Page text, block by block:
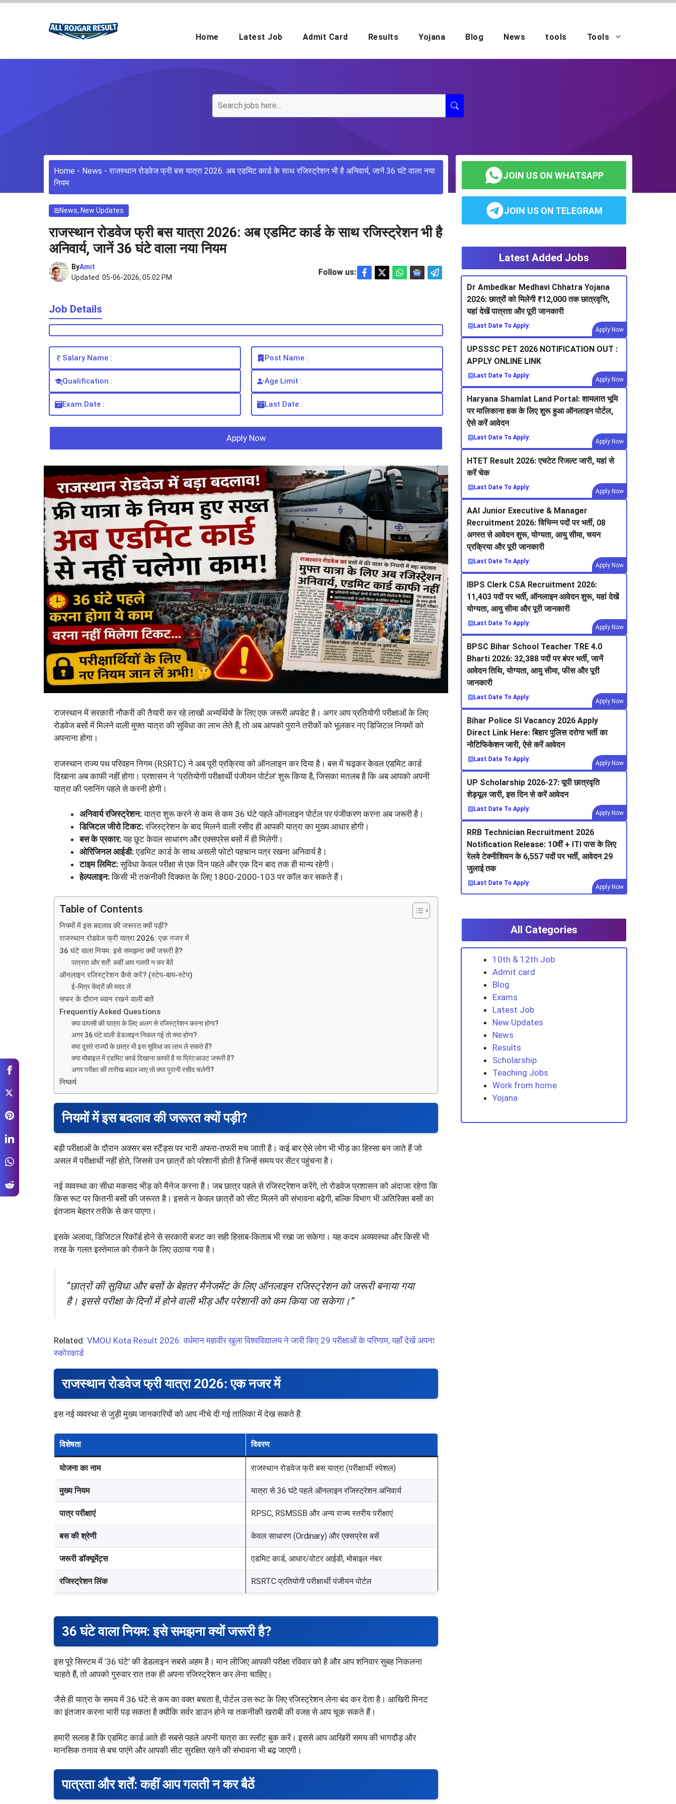
Skip
Home Latest Job Admit Card Results Yojana Blog News tools Tools
Home - News - राजस्थान रोडवेज फ्री बस यात्रा 2026: अब एडमिट कार्ड के साथ रजिस्ट्रेशन भी है अनिवार्य, जानें 36 घंटे वाला नया
नियम
News, New Updates
राजस्थान रोडवेज फ्री बस यात्रा 2026: अब एडमिट कार्ड के साथ रजिस्ट्रेशन भी है
अनिवार्य, जानें 36 घंटे वाला नया नियम
ByAmit
Updated: 05-06-2026, 05.02 PM
Follow us:
Job Details
Salary Name : Post Name :
Qualification : Age Limit :
Exam Date : Last Date :
Apply Now
राजस्थान में सरकारी नौकरी की तैयारी कर रहे लाखों अभ्यर्थियों के लिए एक जरूरी अपडेट है। अगर आप प्रतियोगी परीक्षाओं के लिए
रोडवेज बसों में मिलने वाली मुफ्त यात्रा की सुविधा का लाभ लेते हैं, तो अब आपको पुराने तरीकों को भूलकर नए डिजिटल नियमों को
अपनाना होगा।
राजस्थान राज्य पथ परिवहन निगम (RSRTC) ने अब पूरी प्रक्रिया को ऑनलाइन कर दिया है। बस में चढ़कर केवल एडमिट कार्ड
दिखाना अब काफी नहीं होगा। प्रशासन ने ‘प्रतियोगी परीक्षार्थी पंजीयन पोर्टल’ शुरू किया है, जिसका मतलब है कि अब आपको अपनी
यात्रा की प्लानिंग पहले से करनी होगी।
अनिवार्य रजिस्ट्रेशन:यात्रा शुरू करने से कम से कम 36 घंटे पहले ऑनलाइन पोर्टल पर पंजीकरण करना अब जरूरी है।
डिजिटल जीरो टिकट:रजिस्ट्रेशन के बाद मिलने वाली रसीद ही आपकी यात्रा का मुख्य आधार होगी।
बस के प्रकार:यह छूट केवल साधारण और एक्सप्रेस बसों में ही मिलेगी।
ओरिजिनल आईडी:एडमिट कार्ड के साथ असली फोटो पहचान पत्र रखना अनिवार्य है।
टाइम लिमिट:सुविधा केवल परीक्षा से एक दिन पहले और एक दिन बाद तक ही मान्य रहेगी।
हेल्पलाइन:किसी भी तकनीकी दिक्कत के लिए 1800-2000-103 पर कॉल कर सकते हैं।
Table of Contents
नियमों में इस बदलाव की जरूरत क्यों पड़ी?
राजस्थान रोडवेज फ्री यात्रा 2026: एक नजर में
36 घंटे वाला नियम: इसे समझना क्यों जरूरी है?
पात्रता और शर्तें: कहीं आप गलती न कर बैठें
ऑनलाइन रजिस्ट्रेशन कैसे करें? (स्टेप-बाय-स्टेप)
ई-मित्र केंद्रों की मदद लें
सफर के दौरान ध्यान रखने वाली बातें
Frequently Asked Questions
क्या वापसी की यात्रा के लिए अलग से रजिस्ट्रेशन करना होगा?
अगर 36 घंटे वाली डेडलाइन निकल गई तो क्या होगा?
क्या दूसरे राज्यों के छात्र भी इस सुविधा का लाभ ले सकते हैं?
क्या मोबाइल में एडमिट कार्ड दिखाना काफी है या प्रिंटआउट जरूरी है?
अगर परीक्षा की तारीख बदल जाए तो क्या पुरानी रसीद चलेगी?
निष्कर्ष
नियमों में इस बदलाव की जरूरत क्यों पड़ी?
बड़ी परीक्षाओं के दौरान अक्सर बस स्टैंड्स पर भारी अफरा-तफरी मच जाती है। कई बार ऐसे लोग भी भीड़ का हिस्सा बन जाते हैं जो
असल में परीक्षार्थी नहीं होते, जिससे उन छात्रों को परेशानी होती है जिन्हें समय पर सेंटर पहुंचना है।
नई व्यवस्था का सीधा मकसद भीड़ को मैनेज करना है। जब छात्र पहले से रजिस्ट्रेशन करेंगे, तो रोडवेज प्रशासन को अंदाजा रहेगा कि
किस रूट पर कितनी बसों की जरूरत है। इससे न केवल छात्रों को सीट मिलने की संभावना बढ़ेगी, बल्कि विभाग भी अतिरिक्त बसों का
इंतजाम बेहतर तरीके से कर पाएगा।
इसके अलावा, डिजिटल रिकॉर्ड होने से सरकारी बजट का सही हिसाब-किताब भी रखा जा सकेगा। यह कदम अव्यवस्था और किसी भी
तरह के गलत इस्तेमाल को रोकने के लिए उठाया गया है।
“छात्रों की सुविधा और बसों के बेहतर मैनेजमेंट के लिए ऑनलाइन रजिस्ट्रेशन को जरूरी बनाया गया
है। इससे परीक्षा के दिनों में होने वाली भीड़ और परेशानी को कम किया जा सकेगा।”
Related: VMOU Kota Result 2026: वर्धमान महावीर खुला विश्वविद्यालय ने जारी किए 29 परीक्षाओं के परिणाम, यहाँ देखें अपना
स्कोरकार्ड
राजस्थान रोडवेज फ्री यात्रा 2026: एक नजर में
इस नई व्यवस्था से जुड़ी मुख्य जानकारियों को आप नीचे दी गई तालिका में देख सकते हैं:
विशेषता विवरण
योजना का नाम राजस्थान रोडवेज फ्री बस यात्रा (परीक्षार्थी स्पेशल)
मुख्य नियम यात्रा से 36 घंटे पहले ऑनलाइन रजिस्ट्रेशन अनिवार्य
पात्र परीक्षाएं RPSC, RSMSSB और अन्य राज्य स्तरीय परीक्षाएं
बस की श्रेणी केवल साधारण (Ordinary) और एक्सप्रेस बसें
जरूरी डॉक्यूमेंट्स एडमिट कार्ड, आधार/वोटर आईडी, मोबाइल नंबर
रजिस्ट्रेशन लिंक RSRTC प्रतियोगी परीक्षार्थी पंजीयन पोर्टल
36 घंटे वाला नियम: इसे समझना क्यों जरूरी है?
इस पूरे सिस्टम में ’36 घंटे’ की डेडलाइन सबसे अहम है। मान लीजिए आपकी परीक्षा रविवार को है और आप शनिवार सुबह निकलना
चाहते हैं, तो आपको गुरुवार रात तक ही अपना रजिस्ट्रेशन कर लेना चाहिए।
जैसे ही यात्रा के समय में 36 घंटे से कम का वक्त बचता है, पोर्टल उस रूट के लिए रजिस्ट्रेशन लेना बंद कर देता है। आखिरी मिनट
का इंतजार करना भारी पड़ सकता है क्योंकि सर्वर डाउन होने या तकनीकी खराबी की वजह से आप चूक सकते हैं।
हमारी सलाह है कि एडमिट कार्ड आते ही सबसे पहले अपनी यात्रा का स्लॉट बुक करें। इससे आप आखिरी समय की भागदौड़ और
मानसिक तनाव से बच पाएंगे और आपकी सीट सुरक्षित रहने की संभावना भी बढ़ जाएगी।
पात्रता और शर्तें: कहीं आप गलती न कर बैठें
JOIN US ON WHATSAPP
JOIN US ON TELEGRAM
Latest Added Jobs
Dr Ambedkar Medhavi Chhatra Yojana
2026: छात्रों को मिलेगी ₹12,000 तक छात्रवृत्ति,
यहां देखें पात्रता और पूरी जानकारी
Last Date To Apply:
Apply Now
UPSSSC PET 2026 NOTIFICATION OUT :
APPLY ONLINE LINK
Last Date To Apply:
Apply Now
Haryana Shamlat Land Portal: शामलात भूमि
पर मालिकाना हक के लिए शुरू हुआ ऑनलाइन पोर्टल,
ऐसे करें आवेदन
Last Date To Apply:
Apply Now
HTET Result 2026: एचटेट रिजल्ट जारी, यहां से
करें चेक
Last Date To Apply:
Apply Now
AAI Junior Executive & Manager
Recruitment 2026: विभिन्न पदों पर भर्ती, 08
अगस्त से आवेदन शुरू, योग्यता, आयु सीमा, चयन
प्रक्रिया और पूरी जानकारी
Last Date To Apply:
Apply Now
IBPS Clerk CSA Recruitment 2026:
11,403 पदों पर भर्ती, ऑनलाइन आवेदन शुरू, यहां देखें
योग्यता, आयु सीमा और पूरी जानकारी
Last Date To Apply:
Apply Now
BPSC Bihar School Teacher TRE 4.0
Bharti 2026: 32,388 पदों पर बंपर भर्ती, जानें
आवेदन तिथि, योग्यता, आयु सीमा, फीस और पूरी
जानकारी
Last Date To Apply:
Apply Now
Bihar Police SI Vacancy 2026 Apply
Direct Link Here: बिहार पुलिस दरोगा भर्ती का
नोटिफिकेशन जारी, ऐसे करें आवेदन
Last Date To Apply:
Apply Now
UP Scholarship 2026-27: यूपी छात्रवृति
शेड्यूल जारी, इस दिन से करें आवेदन
Last Date To Apply:
Apply Now
RRB Technician Recruitment 2026
Notification Release: 10वीं + ITI पास के लिए
रेलवे टेक्नीशियन के 6,557 पदों पर भर्ती, आवेदन 29
जुलाई तक
Last Date To Apply:
Apply Now
All Categories
10th & 12th Job
Admit card
Blog
Exams
Latest Job
New Updates
News
Results
Scholarship
Teaching Jobs
Work from home
Yojana